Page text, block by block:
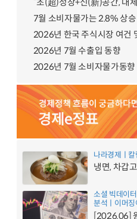
7월 소비자물가는 2.8% 상승
2026년 한국 주식시장 여건
2026년 7월 수출입 동향
2026년 7월 소비자물가동향
나라경제ㅣ칼
냉면, 차갑
소셜 빅데이터
분석ㅣ이머징
[2026.06]